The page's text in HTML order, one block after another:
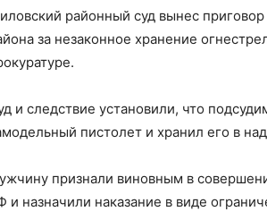
районный суд вынес
за незаконное хранение
и следствие установили, что
пистолет и хранил его в
признали виновным в
и назначили наказание в виде